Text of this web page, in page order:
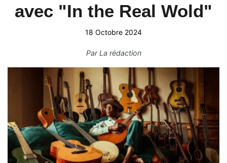
avec "In the Real Wold"
18 Octobre 2024
ParLa rédaction